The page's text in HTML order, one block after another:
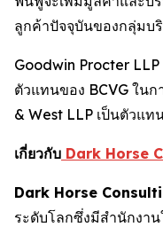
ลูกค้าปัจจุบันของกลุ่มบ
Goodwin Procter
ตัวแทนของ BCVG ใน
& West LLP เป็นตัวแท
เกี่ยวกับ Dark Horse
Dark Horse
ระดับโลกซึ่งมีสำนักงาน